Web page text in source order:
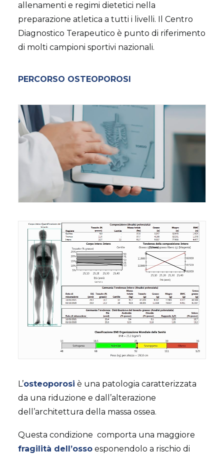
allenamenti e regimi dietetici nella
preparazione atletica a tutti i livelli. Il Centro
Diagnostico Terapeutico è punto di riferimento
di molti campioni sportivi nazionali.
PERCORSO OSTEOPOROSI
L’osteoporosi è una patologia caratterizzata
da una riduzione e dall’alterazione
dell’architettura della massa ossea.
Questa condizione comporta una maggiore
fragilità dell’osso esponendolo a rischio di